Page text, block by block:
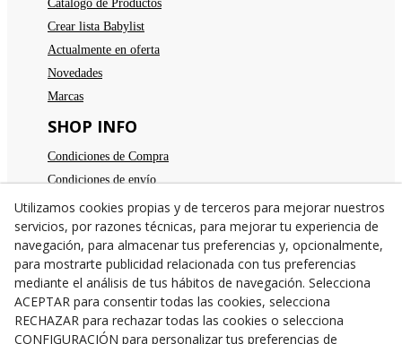
Catálogo de Productos
Crear lista Babylist
Actualmente en oferta
Novedades
Marcas
SHOP INFO
Condiciones de Compra
Condiciones de envío
Devoluciones
Aviso legal
Política de privacidad
Política de cookies
TE ESPERAMOS
C/Santa Anna nº 7
Utilizamos cookies propias y de terceros para mejorar nuestros
servicios, por razones técnicas, para mejorar tu experiencia de
navegación, para almacenar tus preferencias y, opcionalmente,
para mostrarte publicidad relacionada con tus preferencias
mediante el análisis de tus hábitos de navegación. Selecciona
ACEPTAR para consentir todas las cookies, selecciona
RECHAZAR para rechazar todas las cookies o selecciona
CONFIGURACIÓN para personalizar tus preferencias de